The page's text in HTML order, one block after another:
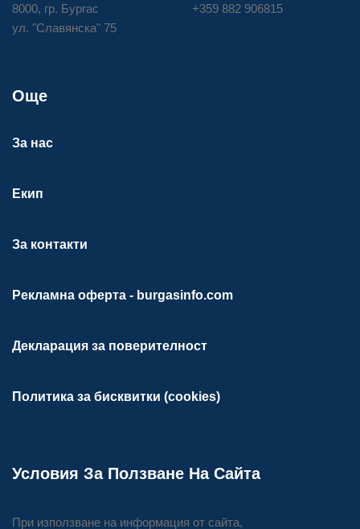
8000, гр. Бургас
ул. "Славянска" 75
+359 882 906815
Още
За нас
Екип
За контакти
Рекламна оферта - burgasinfo.com
Декларация за поверителност
Политика за бисквитки (cookies)
Условия За Ползване На Сайта
При използване на информация от сайта,